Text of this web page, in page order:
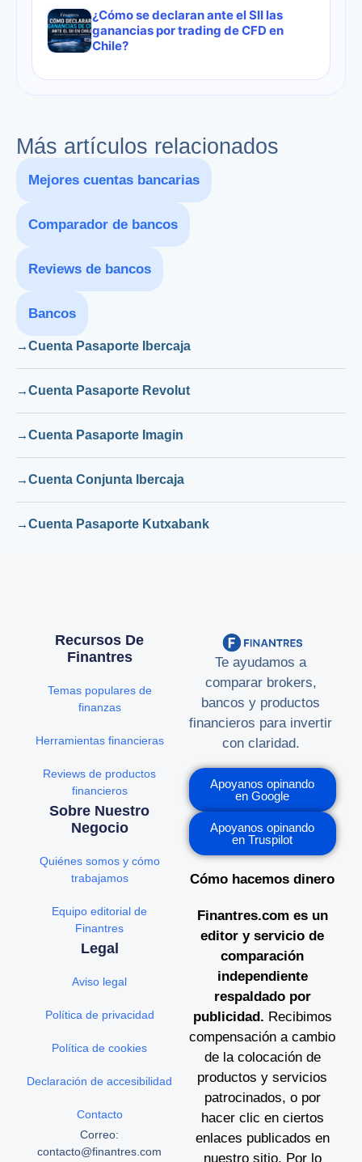
¿Cómo se declaran ante el SII las
ganancias por trading de CFD en
Chile?
Más artículos relacionados
Mejores cuentas bancarias
Comparador de bancos
Reviews de bancos
Bancos
Cuenta Pasaporte Ibercaja
Cuenta Pasaporte Revolut
Cuenta Pasaporte Imagin
Cuenta Conjunta Ibercaja
Cuenta Pasaporte Kutxabank
Te ayudamos a
comparar brokers,
bancos y productos
financieros para invertir
con claridad.
Apoyanos opinando
en Google
Apoyanos opinando
en Truspilot
Cómo hacemos dinero
Finantres.com es un
editor y servicio de
comparación
independiente
respaldado por
publicidad. Recibimos
compensación a cambio
de la colocación de
productos y servicios
patrocinados, o por
hacer clic en ciertos
enlaces publicados en
nuestro sitio. Por lo
Recursos De
Finantres
Temas populares de
finanzas
Herramientas financieras
Reviews de productos
financieros
Sobre Nuestro
Negocio
Quiénes somos y cómo
trabajamos
Equipo editorial de
Finantres
Legal
Aviso legal
Política de privacidad
Política de cookies
Declaración de accesibilidad
Contacto
Correo:
contacto@finantres.com